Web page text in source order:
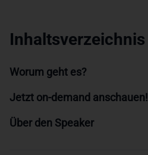
Inhaltsverzeichnis
Worum geht es?
Jetzt on-demand anschauen!
Über den Speaker